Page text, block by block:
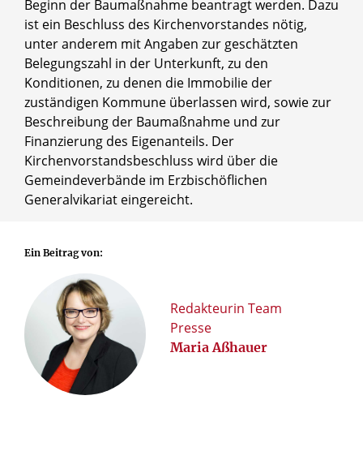
Beginn der Baumaßnahme beantragt werden. Dazu
ist ein Beschluss des Kirchenvorstandes nötig,
unter anderem mit Angaben zur geschätzten
Belegungszahl in der Unterkunft, zu den
Konditionen, zu denen die Immobilie der
zuständigen Kommune überlassen wird, sowie zur
Beschreibung der Baumaßnahme und zur
Finanzierung des Eigenanteils. Der
Kirchenvorstandsbeschluss wird über die
Gemeindeverbände im Erzbischöflichen
Generalvikariat eingereicht.
Ein Beitrag von:
Redakteurin Team
Presse
Maria Aßhauer